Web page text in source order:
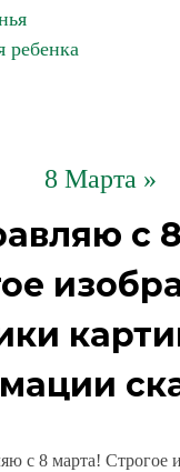
ребенка
8 Марта »
с
с 8 марта! Строгое